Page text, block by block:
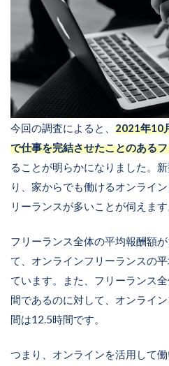
今回の調査によると、 2021年10
で仕事を完結させたことのある
ることが明らかになりました。
り、家からでも働けるオンライ
リーランスが多いことが伺えます
フリーランス全体の平均報酬額
て、オンラインフリーランスの
ています。また、フリーランス
間であるのに対して、オンライ
間は12.5時間です。
つまり、オンラインを活用して働